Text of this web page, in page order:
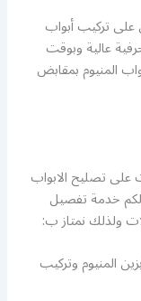
على تركيب أبواب
عالية وبوقت
المنيوم بمقابض
على تصليح الابواب
لكم خدمة تفصيل
ولذلك نمتاز ب:
المنيوم وتركيب